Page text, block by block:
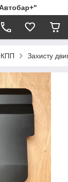
КПП Захисту